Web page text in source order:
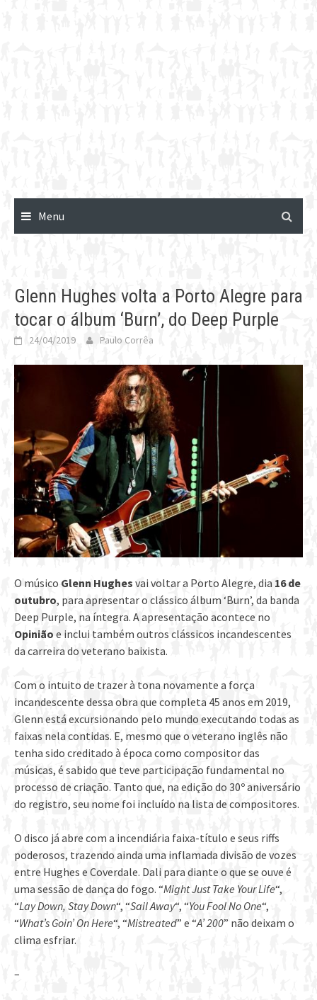
Menu
Glenn Hughes volta a Porto Alegre para
tocar o álbum ‘Burn’, do Deep Purple
24/04/2019 Paulo Corrêa
O músico Glenn Hughes vai voltar a Porto Alegre, dia 16 de
outubro, para apresentar o clássico álbum ‘Burn’, da banda
Deep Purple, na íntegra. A apresentação acontece no
Opinião e inclui também outros clássicos incandescentes
da carreira do veterano baixista.
Com o intuito de trazer à tona novamente a força
incandescente dessa obra que completa 45 anos em 2019,
Glenn está excursionando pelo mundo executando todas as
faixas nela contidas. E, mesmo que o veterano inglês não
tenha sido creditado à época como compositor das
músicas, é sabido que teve participação fundamental no
processo de criação. Tanto que, na edição do 30º aniversário
do registro, seu nome foi incluído na lista de compositores.
O disco já abre com a incendiária faixa-título e seus riffs
poderosos, trazendo ainda uma inflamada divisão de vozes
entre Hughes e Coverdale. Dali para diante o que se ouve é
uma sessão de dança do fogo. “Might Just Take Your Life“,
“Lay Down, Stay Down“, “Sail Away“, “You Fool No One“,
“What’s Goin’ On Here“, “Mistreated” e “A’ 200” não deixam o
clima esfriar.
–